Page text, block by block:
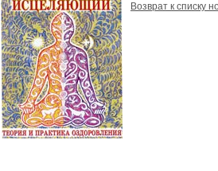
Возврат к списку